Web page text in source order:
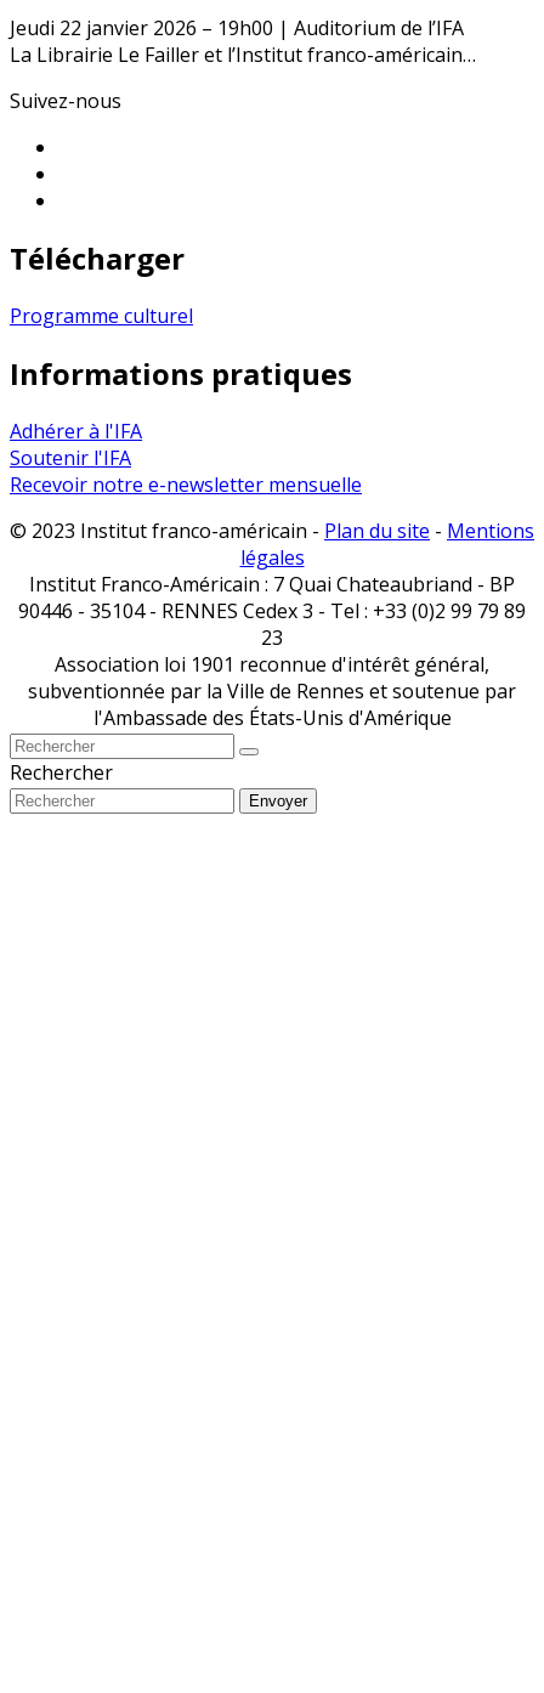
Jeudi 22 janvier 2026 – 19h00 | Auditorium de l’IFA
La Librairie Le Failler et l’Institut franco-américain…
Suivez-nous
Télécharger
Programme culturel
Informations pratiques
Adhérer à l'IFA
Soutenir l'IFA
Recevoir notre e-newsletter mensuelle
© 2023 Institut franco-américain - Plan du site - Mentions
légales
Institut Franco-Américain : 7 Quai Chateaubriand - BP
90446 - 35104 - RENNES Cedex 3 - Tel : +33 (0)2 99 79 89
23
Association loi 1901 reconnue d'intérêt général,
subventionnée par la Ville de Rennes et soutenue par
l'Ambassade des États-Unis d'Amérique
Rechercher
Envoyer